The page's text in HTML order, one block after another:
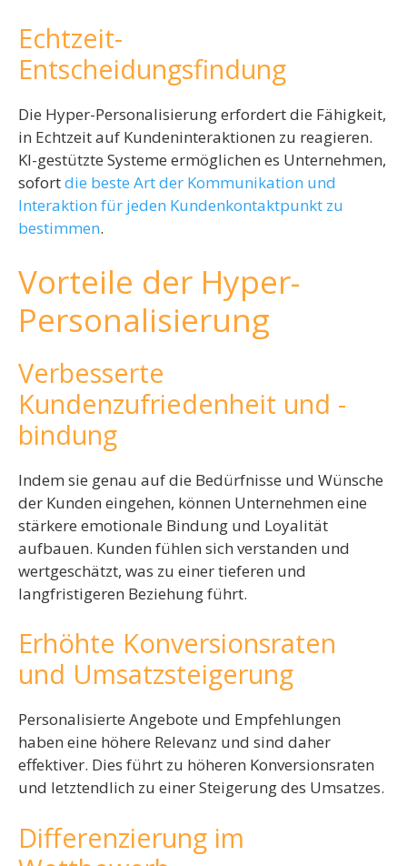
Echtzeit-
Entscheidungsfindung
Die Hyper-Personalisierung erfordert die Fähigkeit,
in Echtzeit auf Kundeninteraktionen zu reagieren.
KI-gestützte Systeme ermöglichen es Unternehmen,
sofortdie beste Art der Kommunikation und
Interaktion für jeden Kundenkontaktpunkt zu
bestimmen.
Vorteile der Hyper-
Personalisierung
Verbesserte
Kundenzufriedenheit und -
bindung
Indem sie genau auf die Bedürfnisse und Wünsche
der Kunden eingehen, können Unternehmen eine
stärkere emotionale Bindung und Loyalität
aufbauen. Kunden fühlen sich verstanden und
wertgeschätzt, was zu einer tieferen und
langfristigeren Beziehung führt.
Erhöhte Konversionsraten
und Umsatzsteigerung
Personalisierte Angebote und Empfehlungen
haben eine höhere Relevanz und sind daher
effektiver. Dies führt zu höheren Konversionsraten
und letztendlich zu einer Steigerung des Umsatzes.
Differenzierung im